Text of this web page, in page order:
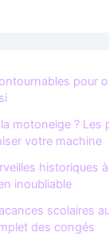
pour
motoneige ?
votre machine
historiques
inoubliable
scolaires
des congés